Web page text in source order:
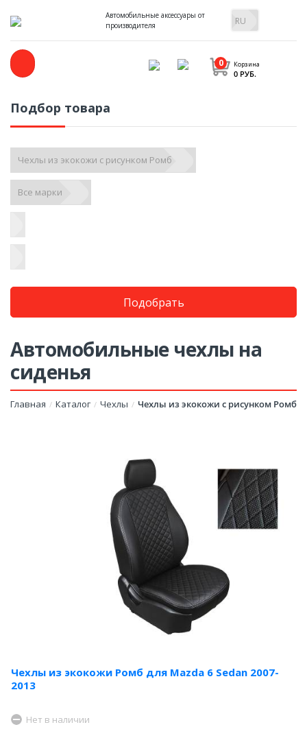
Автомобильные аксессуары от
производителя
Корзина
0
0 РУБ.
Подбор товара
Подобрать
Автомобильные чехлы на
сиденья
Главная / Каталог / Чехлы / Чехлы из экокожи с рисунком Ромб
Чехлы из экокожи Ромб для Mazda 6 Sedan 2007-
2013
Нет в наличии